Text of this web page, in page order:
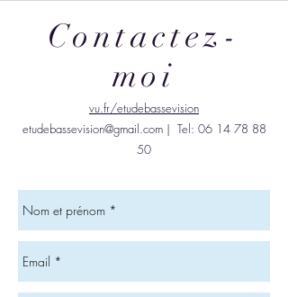
Contactez-
moi
vu.fr/etudebassevision
etudebassevision@gmail.com| Tel: 06 14 78 88
50